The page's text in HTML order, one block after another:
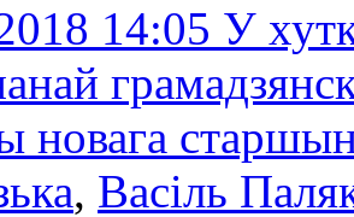
14:05 У
новага
, Васіль